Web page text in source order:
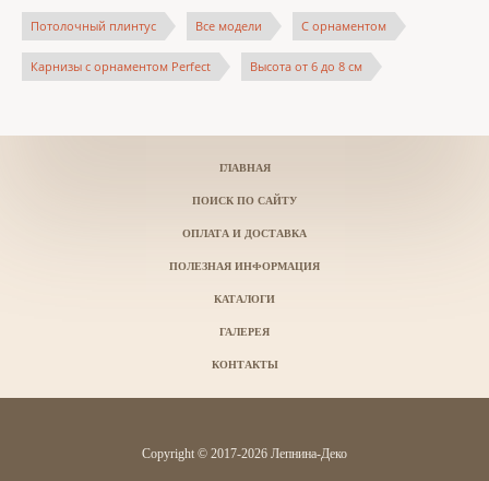
Потолочный плинтус Все модели С орнаментом
Карнизы с орнаментом Perfect Высота от 6 до 8 см
ГЛАВНАЯ
ПОИСК ПО САЙТУ
ОПЛАТА И ДОСТАВКА
ПОЛЕЗНАЯ ИНФОРМАЦИЯ
КАТАЛОГИ
ГАЛЕРЕЯ
КОНТАКТЫ
Copyright © 2017-2026 Лепнина-Деко